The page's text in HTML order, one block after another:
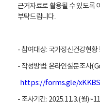
근거자료로 활용될 수 있도록
부탁드립니다.
- 참여대상: 국가정신건강현황
- 작성방법: 온라인설문조사
https://forms.gle/
- 조사기간: 2025.11.3.(월